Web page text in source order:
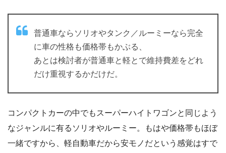
普通車ならソリオやタンク／ルーミーなら完全
に車の性格も価格帯もかぶる、
あとは検討者が普通車と軽とで維持費差をどれ
だけ重視するかだけだ。
コンパクトカーの中でもスーパーハイトワゴンと同じよう
なジャンルに有るソリオやルーミー。もはや価格帯もほぼ
一緒ですから、軽自動車だから安モノだという感覚はすで